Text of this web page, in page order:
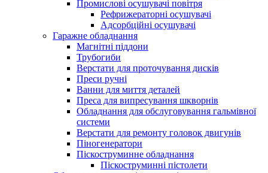
Промислові осушувачі повітря
Рефрижераторні осушувачі
Адсорбційні осушувачі
Гаражне обладнання
Магнітні піддони
Трубогиби
Верстати для проточування дисків
Преси ручні
Ванни для миття деталей
Преса для випресування шкворнів
Обладнання для обслуговування гальмівної
системи
Верстати для ремонту головок двигунів
Піногенератори
Піскоструминне обладнання
Піскоструминні пістолети